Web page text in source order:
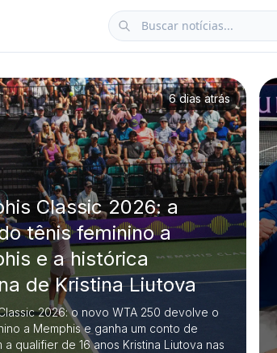
Classic 2026: a
tênis feminino a
e a histórica
de Kristina Liutova
2026: o novo WTA 250 devolve o
a Memphis e ganha um conto de
a qualifier de 16 anos Kristina Liutova nas
6 dias atrás